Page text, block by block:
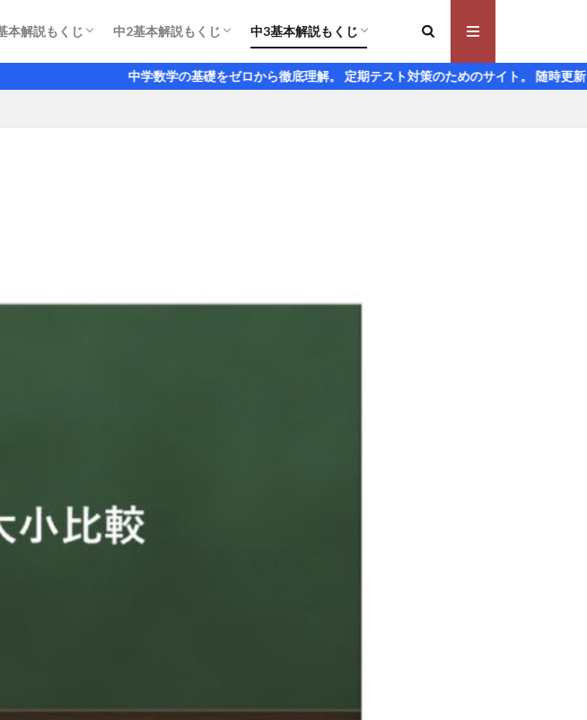
本解説もくじ
負の数 加法・減法の基本
負の数 （かっこ）のない計算
数タイプの文字式の加法・減法
字式のきまり 基本と考え方
配法則の基本を確認しよう
項をつかった方程式の解き方
数タイプの方程式の解き方
数タイプの方程式の解き方
の整数を求める方程式
程式の文章題 年齢の関係
程式の文章題 速さの問題の考え方
程式の文章題 個数と代金
数とは？ 定数と変数の違い
比例のグラフの特徴とグラフのかき方
比例 歯車問題の基礎知識
面図形の用語と記号 表し方のルール
うぎ形の面積 弧の長さ 中心角の関係
直二等分線 垂線 角の二等分線の作図
間図形の基本 多面体と直線や平面の位置
柱・円柱・角錐・円錐・球の体積
体の表面積は展開図をかいて求める
中2基本解説もくじ
式の計算 基本の確認
等式の変形 $x$について解く とは
偶数と偶数の和は偶数になることの説明
連立方程式 加減法の解き方
連立方程式 代入法の解き方
連立方程式の文章題 解き方のコツ
一次関数の意味
一次関数の変化の割合
一次関数のグラフの特徴とグラフの書き方
一次関数の式を求める問題 パターン別解法
交点の座標と連立方程式の解
一次関数の変域問題はグラフをかいて考える
対頂角 同位角 錯角とそれぞれの位置関係
多角形の内角の和の求め方
三角形の合同条件とは何か
図形を使った証明の仕方
二等辺三角形の性質
直角三角形の合同条件と証明問題
平行四辺形の定理とその証明
平行四辺形になるための条件5つとその証明
中3基本解説もくじ
式の展開のしかた
乗法公式 足していくつか、かけていくつか
因数分解の解き方
式の展開や因数分解を利用するコツ
平方根と有理化 平方根の変形のしかた
平方根の大小比較
根号のあるかけ算
根号のある割り算
根号のある数の足し算・引き算
ルートの中が小数や分数のときの近似値の求
二次方程式の解き方 左辺の2乗を作るか因
平方完成は二次の項の係数に注意
二次方程式の解の公式
関数$y=ax^2$の基本と具体例
関数$y=ax^2$のグラフとその特徴
$y=ax^2$のグラフの変化の割合は$x$の区間
放物線のグラフと変域
放物線のグラフと直線のグラフがつくる図形
相似の基本と日常生活での利用
三角形の相似条件を使った証明のしかた
平行線と線分の比はなぜ成り立つのか？
中点連結定理の基本と台形への応用
なぜ相似な図形の面積比は相似比の2乗に等
相似比と体積比の問題とその利用
円周角の定理とその証明
円周角の定理の逆は同じ側にできる角に注目
三平方の定理 3対4対5
三平方の定理の逆を使うと直角三角形かどう
座標平面上での斜めの長さの求め方
三平方の定理と空間図形
中学数学の基礎をゼロから徹底理解。 定期テスト対策のためのサイト。 随時更新